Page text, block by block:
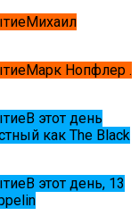
Михаил
Марк Нопфлер .
В этот день
как The Black
В этот день, 13